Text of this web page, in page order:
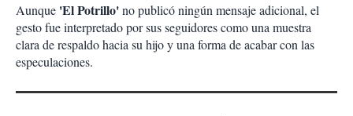
Aunque 'El Potrillo'no publicó ningún mensaje adicional, el
gesto fue interpretado por sus seguidores como una muestra
clara de respaldo hacia su hijo y una forma de acabar con las
especulaciones.